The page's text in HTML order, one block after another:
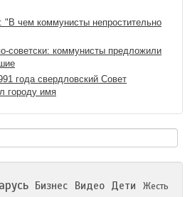
чем коммунисты непростительно
советски: коммунисты предложили
года свердловский Совет
городу имя
Бизнес Видео Дети
Жесть